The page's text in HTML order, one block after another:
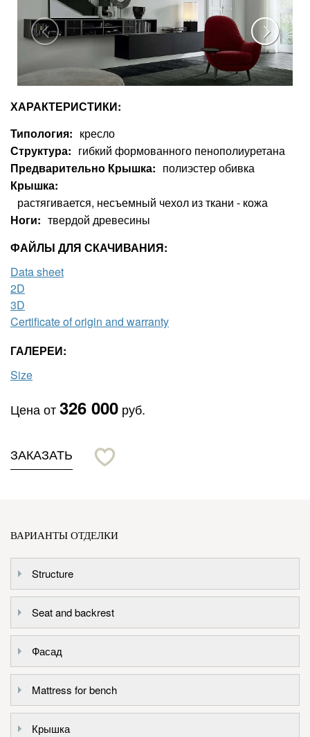
ХАРАКТЕРИСТИКИ:
Типология
кресло
Структура
гибкий формованного пенополиуретана
Предварительно Крышка
полиэстер обивка
Крышка
растягивается, несъемный чехол из ткани - кожа
Ноги
твердой древесины
ФАЙЛЫ ДЛЯ СКАЧИВАНИЯ:
Data sheet
2D
3D
Certificate of origin and warranty
ГАЛЕРЕИ:
Size
Цена от326 000 руб.
ЗАКАЗАТЬ
ВАРИАНТЫ ОТДЕЛКИ
Structure
Seat and backrest
Фасад
Mattress for bench
Крышка